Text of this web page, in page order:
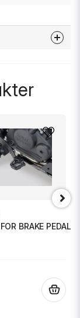
BRAKE PEDAL